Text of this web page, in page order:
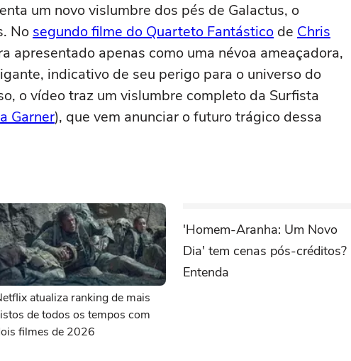
um novo vislumbre dos pés de Galactus, o
No segundo filme do Quarteto Fantástico de Chris
apresentado apenas como uma névoa ameaçadora,
indicativo de seu perigo para o universo do
o vídeo traz um vislumbre completo da Surfista
Garner), que vem anunciar o futuro trágico dessa
atualiza ranking de mais
de todos os tempos com
filmes de 2026
'Homem-Aranha: Um Novo
Dia' tem cenas pós-créditos?
Entenda